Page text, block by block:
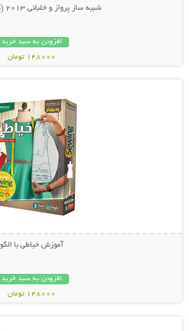
شبیه ساز پرواز و خلبانی 2013 (کاملا فارسی)
افزودن به سبد خرید
148000 تومان
آموزش خیاطی با الگو
افزودن به سبد خرید
148000 تومان